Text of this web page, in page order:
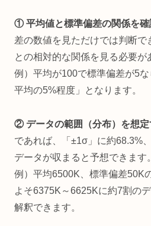
① 平均値と標準偏差の関係を確
差の数値を見ただけでは判断で
との相対的な関係を見る必要が
例）平均が100で標準偏差が5
平均の5%程度」となります。
② データの範囲（分布）を想定
であれば、「±1σ」に約68.3%
データが収まると予想できます。
例）平均6500K、標準偏差50K
よそ6375K～6625Kに約7割の
解釈できます。